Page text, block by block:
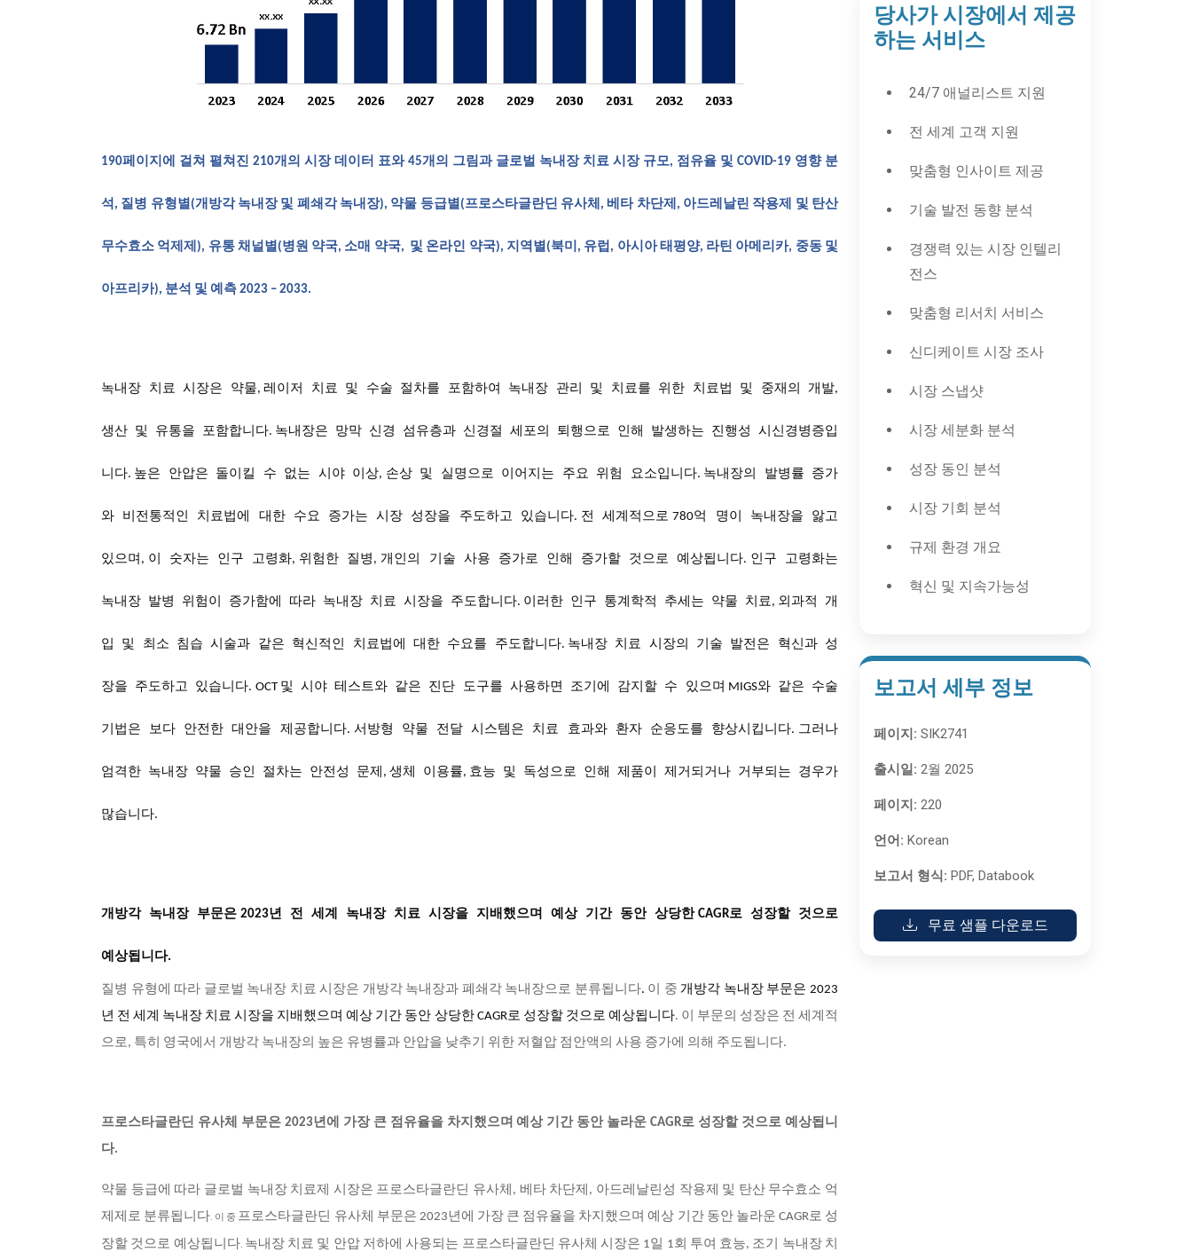
190페이지에 걸쳐 펼쳐진 210개의 시장 데이터 표와 45개의 그림과 글로벌 녹내장 치료 시장 규모, 점유율 및 COVID-19 영향 분
석, 질병 유형별(개방각 녹내장 및 폐쇄각 녹내장), 약물 등급별(프로스타글란딘 유사체, 베타 차단제, 아드레날린 작용제 및 탄산
무수효소 억제제), 유통 채널별(병원 약국, 소매 약국, 및 온라인 약국), 지역별(북미, 유럽, 아시아 태평양, 라틴 아메리카, 중동 및
아프리카), 분석 및 예측 2023 – 2033.
녹내장 치료 시장은 약물, 레이저 치료 및 수술 절차를 포함하여 녹내장 관리 및 치료를 위한 치료법 및 중재의 개발,
생산 및 유통을 포함합니다. 녹내장은 망막 신경 섬유층과 신경절 세포의 퇴행으로 인해 발생하는 진행성 시신경병증입
니다. 높은 안압은 돌이킬 수 없는 시야 이상, 손상 및 실명으로 이어지는 주요 위험 요소입니다. 녹내장의 발병률 증가
와 비전통적인 치료법에 대한 수요 증가는 시장 성장을 주도하고 있습니다. 전 세계적으로 780억 명이 녹내장을 앓고
있으며 , 이 숫자는 인구 고령화, 위험한 질병 , 개인의 기술 사용 증가로 인해 증가할 것으로 예상됩니다. 인구 고령화는
녹내장 발병 위험이 증가함에 따라 녹내장 치료 시장을 주도합니다. 이러한 인구 통계학적 추세는 약물 치료 , 외과적 개
입 및 최소 침습 시술과 같은 혁신적인 치료법에 대한 수요를 주도합니다. 녹내장 치료 시장의 기술 발전은 혁신과 성
장을 주도하고 있습니다. OCT 및 시야 테스트와 같은 진단 도구를 사용하면 조기에 감지할 수 있으며 MIGS와 같은 수술
기법은 보다 안전한 대안을 제공합니다. 서방형 약물 전달 시스템은 치료 효과와 환자 순응도를 향상시킵니다. 그러나
엄격한 녹내장 약물 승인 절차는 안전성 문제 , 생체 이용률, 효능 및 독성으로 인해 제품이 제거되거나 거부되는 경우가
많습니다.
개방각 녹내장 부문은 2023년 전 세계 녹내장 치료 시장을 지배했으며 예상 기간 동안 상당한CAGR로 성장할 것으로
예상됩니다.
질병 유형에 따라 글로벌 녹내장 치료 시장은 개방각 녹내장과 폐쇄각 녹내장으로 분류됩니다. 이 중 개방각 녹내장 부문은 2023
년 전 세계 녹내장 치료 시장을 지배했으며 예상 기간 동안 상당한 CAGR로 성장할 것으로 예상됩니다. 이 부문의 성장은 전 세계적
으로, 특히 영국에서 개방각 녹내장의 높은 유병률과 안압을 낮추기 위한 저혈압 점안액의 사용 증가에 의해 주도됩니다.
프로스타글란딘 유사체 부문은 2023년에 가장 큰 점유율을 차지했으며 예상 기간 동안 놀라운 CAGR로 성장할 것으로 예상됩니
다.
약물 등급에 따라 글로벌 녹내장 치료제 시장은 프로스타글란딘 유사체, 베타 차단제, 아드레날린성 작용제 및 탄산 무수효소 억
제제로 분류됩니다. 이 중 프로스타글란딘 유사체 부문은 2023년에 가장 큰 점유율을 차지했으며 예상 기간 동안 놀라운 CAGR로 성
장할 것으로 예상됩니다. 녹내장 치료 및 안압 저하에 사용되는 프로스타글란딘 유사체 시장은 1일 1회 투여 효능, 조기 녹내장 치
당사가 시장에서 제공
하는 서비스
24/7 애널리스트 지원
전 세계 고객 지원
맞춤형 인사이트 제공
기술 발전 동향 분석
경쟁력 있는 시장 인텔리
전스
맞춤형 리서치 서비스
신디케이트 시장 조사
시장 스냅샷
시장 세분화 분석
성장 동인 분석
시장 기회 분석
규제 환경 개요
혁신 및 지속가능성
보고서 세부 정보
페이지: SIK2741
출시일: 2월 2025
페이지: 220
언어: Korean
보고서 형식: PDF, Databook
무료 샘플 다운로드